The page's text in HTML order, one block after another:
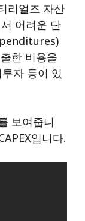
리얼즈 자산
어려운 단
한 비용을
자 등이 있
보여줍니
입니다.